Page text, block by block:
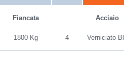
Fiancata Acciaio
1800 Kg 4 Verniciato